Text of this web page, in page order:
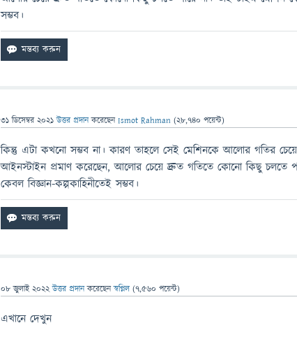
সম্ভব।
31 ডিসেম্বর 2021 উত্তর প্রদান করেছেনIsmot Rahman (28,740 পয়েন্ট)
কিন্তু এটা কখনো সম্ভব না। কারণ তাহলে সেই মেশিনকে আলোর গতির চেয়ে
আইনস্টাইন প্রমাণ করেছেন, আলোর চেয়ে দ্রুত গতিতে কোনো কিছু চলতে
কেবল বিজ্ঞান-কল্পকাহিনীতেই সম্ভব।
08 জুলাই 2022 উত্তর প্রদান করেছেনস্বপ্নিল (7,560 পয়েন্ট)
এখানে দেখুন